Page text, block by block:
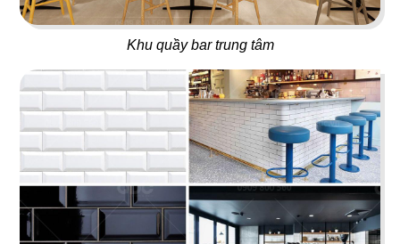
Khu quầy bar trung tâm
21 22
MYUNG TAE MYUNG GA
23
NO NÊ
Nhà hàng Âu
24
HOÀNG NGỌC
Beach Bar